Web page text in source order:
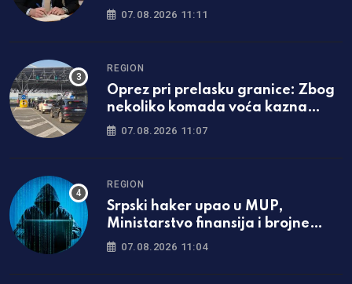
1.200.000 KM
07.08.2026 11:11
REGION
Oprez pri prelasku granice: Zbog
nekoliko komada voća kazna
može biti i veća od 13.000 evra
07.08.2026 11:07
REGION
Srpski haker upao u MUP,
Ministarstvo finansija i brojne
institucije Hrvatske
07.08.2026 11:04